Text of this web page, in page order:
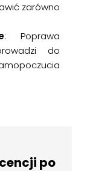
zarówno
: Poprawa
do
po